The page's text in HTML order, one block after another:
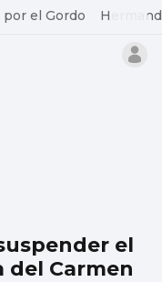
por el Gordo
el
del Carmen